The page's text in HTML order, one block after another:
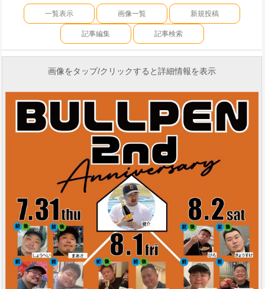
一覧表示 画像一覧 新規投稿
記事編集 記事検索
画像をタップ/クリックすると詳細情報を表示